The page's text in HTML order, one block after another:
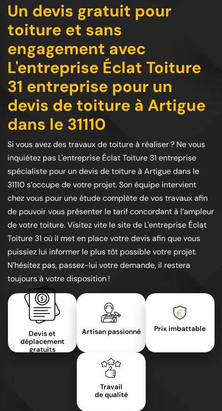
Un devis gratuit pour
toiture et sans
engagement avec
L'entreprise Éclat Toiture
31 entreprise pour un
devis de toiture à Artigue
dans le 31110
Si vous avez des travaux de toiture à réaliser ? Ne vous
inquiétez pas L'entreprise Éclat Toiture 31 entreprise
spécialiste pour un devis de toiture à Artigue dans le
31110 s’occupe de votre projet. Son équipe intervient
chez vous pour une étude complète de vos travaux afin
de pouvoir vous présenter le tarif concordant à l’ampleur
de votre toiture. Visitez vite le site de L'entreprise Éclat
Toiture 31 où il met en place votre devis afin que vous
puissiez lui informer le plus tôt possible votre projet.
N’hésitez pas, passez-lui votre demande, il restera
toujours à votre disposition !
Devis et
déplacement
gratuits
Artisan passionné Prix imbattable
Travail
de qualité